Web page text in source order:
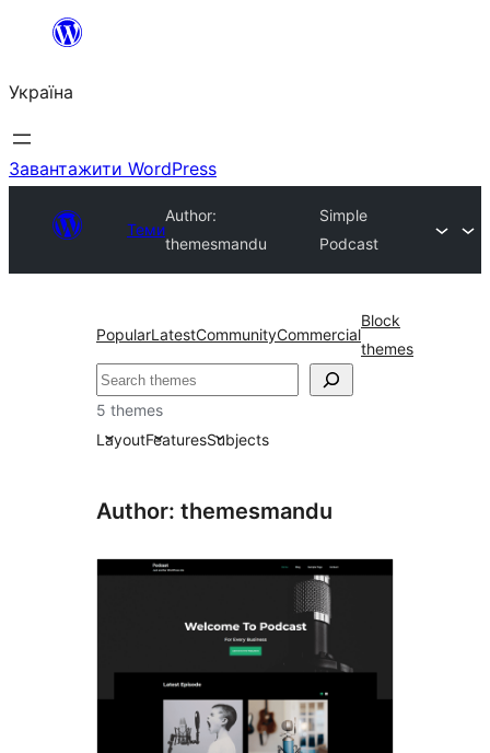
Перейти
вмісту
Україна
Завантажити WordPress
Теми
Author:
themesmandu
Simple
Podcast
PopularLatestCommunityCommercial
Block
themes
Пошук
5 themes
LayoutFeaturesSubjects
Author: themesmandu